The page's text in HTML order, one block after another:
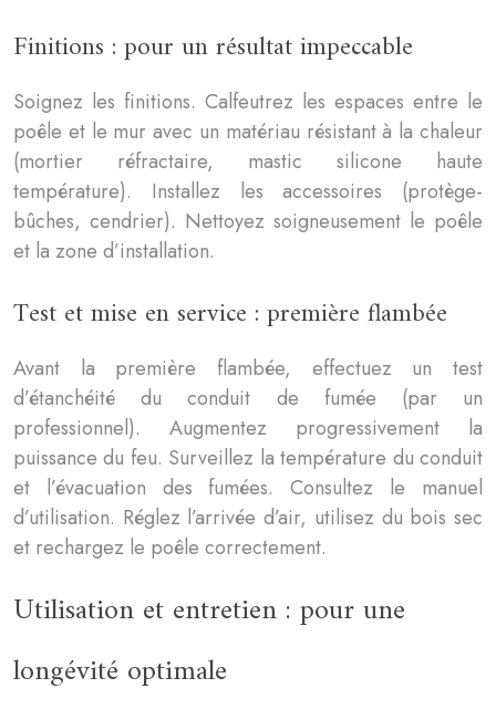
Finitions : pour un résultat impeccable
Soignez les finitions. Calfeutrez les espaces entre le
poêle et le mur avec un matériau résistant à la chaleur
(mortier réfractaire, mastic silicone haute
température). Installez les accessoires (protège-
bûches, cendrier). Nettoyez soigneusement le poêle
et la zone d’installation.
Test et mise en service : première flambée
Avant la première flambée, effectuez un test
d’étanchéité du conduit de fumée (par un
professionnel). Augmentez progressivement la
puissance du feu. Surveillez la température du conduit
et l’évacuation des fumées. Consultez le manuel
d’utilisation. Réglez l’arrivée d’air, utilisez du bois sec
et rechargez le poêle correctement.
Utilisation et entretien : pour une
longévité optimale